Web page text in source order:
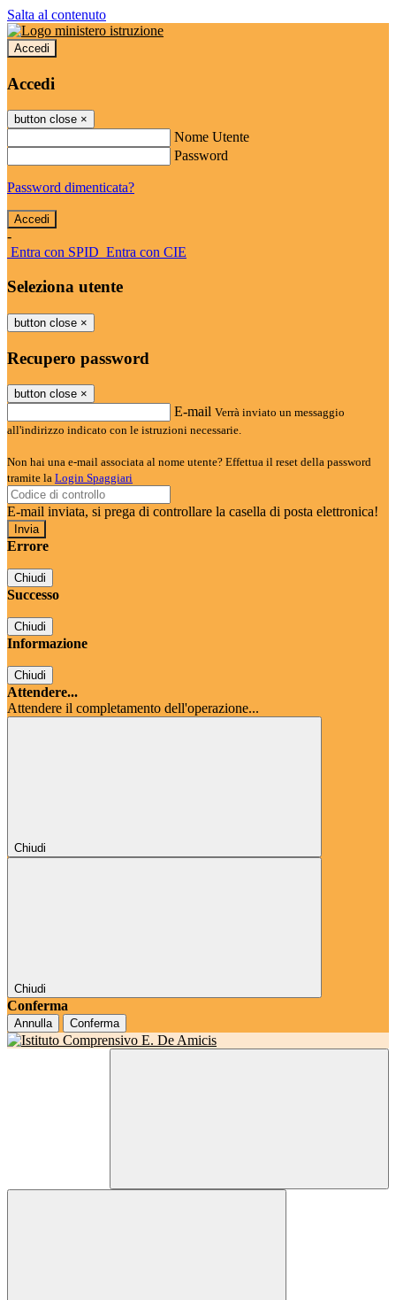
Salta al contenuto
Accedi
Accedi
button close ×
Nome Utente
Password
Password dimenticata?
-
Entra con SPID Entra con CIE
Seleziona utente
button close ×
Recupero password
button close ×
E-mail Verrà inviato un messaggio
all'indirizzo indicato con le istruzioni necessarie.
Non hai una e-mail associata al nome utente? Effettua il reset della password
tramite la Login Spaggiari
E-mail inviata, si prega di controllare la casella di posta elettronica!
Errore
Chiudi
Successo
Chiudi
Informazione
Chiudi
Attendere...
Attendere il completamento dell'operazione...
Chiudi
Chiudi
Conferma
Annulla Conferma